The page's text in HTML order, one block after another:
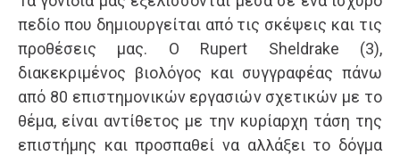
πεδίο που δημιουργείται από τις σκέψεις και τις
προθέσεις μας. Ο Rupert Sheldrake (3),
διακεκριμένος βιολόγος και συγγραφέας πάνω
από 80 επιστημονικών εργασιών σχετικών με το
θέμα, είναι αντίθετος με την κυρίαρχη τάση της
επιστήμης και προσπαθεί να αλλάξει το δόγμα